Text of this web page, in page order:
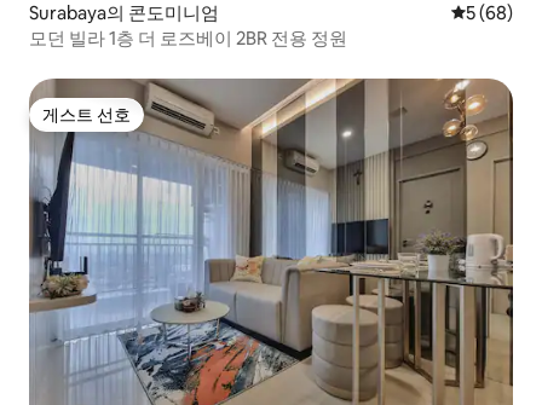
Surabaya의 콘도미니엄 평점 5점(5
5 (68)
모던 빌라 1층 더 로즈베이 2BR 전용 정원
게스트 선호
게스트 선호